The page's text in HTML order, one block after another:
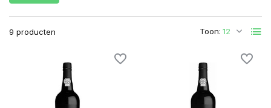
9 producten Toon: